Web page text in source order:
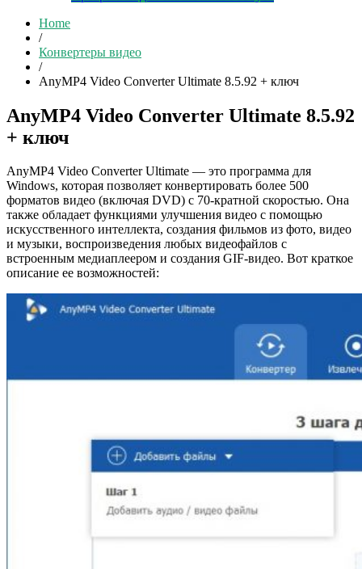
Home
/
Конвертеры видео
/
AnyMP4 Video Converter Ultimate 8.5.92 + ключ
AnyMP4 Video Converter Ultimate 8.5.92
+ ключ
AnyMP4 Video Converter Ultimate — это программа для
Windows, которая позволяет конвертировать более 500
форматов видео (включая DVD) с 70-кратной скоростью. Она
также обладает функциями улучшения видео с помощью
искусственного интеллекта, создания фильмов из фото, видео
и музыки, воспроизведения любых видеофайлов с
встроенным медиаплеером и создания GIF-видео. Вот краткое
описание ее возможностей: